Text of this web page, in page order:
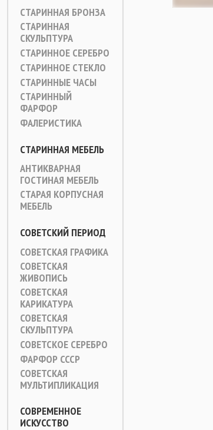
СТАРИННАЯ БРОНЗА
СТАРИННАЯ
СКУЛЬПТУРА
СТАРИННОЕ СЕРЕБРО
СТАРИННОЕ СТЕКЛО
СТАРИННЫЕ ЧАСЫ
СТАРИННЫЙ
ФАРФОР
ФАЛЕРИСТИКА
СТАРИННАЯ МЕБЕЛЬ
АНТИКВАРНАЯ
ГОСТИНАЯ МЕБЕЛЬ
СТАРАЯ КОРПУСНАЯ
МЕБЕЛЬ
СОВЕТСКИЙ ПЕРИОД
СОВЕТСКАЯ ГРАФИКА
СОВЕТСКАЯ
ЖИВОПИСЬ
СОВЕТСКАЯ
КАРИКАТУРА
СОВЕТСКАЯ
СКУЛЬПТУРА
СОВЕТСКОЕ СЕРЕБРО
ФАРФОР СССР
СОВЕТСКАЯ
МУЛЬТИПЛИКАЦИЯ
СОВРЕМЕННОЕ
ИСКУССТВО